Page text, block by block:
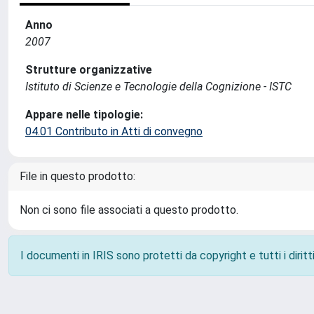
Anno
2007
Strutture organizzative
Istituto di Scienze e Tecnologie della Cognizione - ISTC
Appare nelle tipologie:
04.01 Contributo in Atti di convegno
File in questo prodotto:
Non ci sono file associati a questo prodotto.
I documenti in IRIS sono protetti da copyright e tutti i